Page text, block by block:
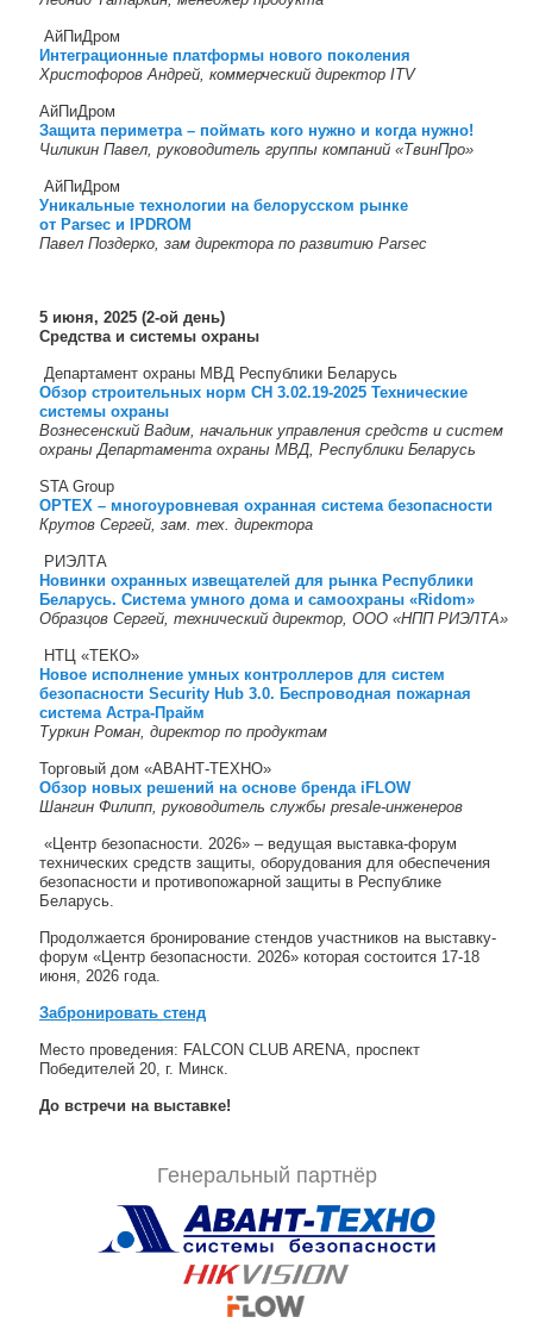
АйПиДром
Интеграционные платформы нового поколения
Христофоров Андрей, коммерческий директор ITV
АйПиДром
Защита периметра – поймать кого нужно и когда нужно!
Чиликин Павел, руководитель группы компаний «ТвинПро»
АйПиДром
Уникальные технологии на белорусском рынке
от Parsec и IPDROM
Павел Поздерко, зам директора по развитию Parsec
5 июня, 2025 (2-ой день)
Средства и системы охраны
Департамент охраны МВД Республики Беларусь
Обзор строительных норм СН 3.02.19-2025 Технические
системы охраны
Вознесенский Вадим, начальник управления средств и систем
охраны Департамента охраны МВД, Республики Беларусь
STA Group
OPTEX – многоуровневая охранная система безопасности
Крутов Сергей, зам. тех. директора
РИЭЛТА
Новинки охранных извещателей для рынка Республики
Беларусь. Система умного дома и самоохраны «Ridom»
Образцов Сергей, технический директор, ООО «НПП РИЭЛТА»
НТЦ «ТЕКО»
Новое исполнение умных контроллеров для систем
безопасности Security Hub 3.0. Беспроводная пожарная
система Астра-Прайм
Туркин Роман, директор по продуктам
Торговый дом «АВАНТ-ТЕХНО»
Обзор новых решений на основе бренда iFLOW
Шангин Филипп, руководитель службы presale-инженеров
«Центр безопасности. 2026» – ведущая выставка-форум
технических средств защиты, оборудования для обеспечения
безопасности и противопожарной защиты в Республике
Беларусь.
Продолжается бронирование стендов участников на выставку-
форум «Центр безопасности. 2026» которая состоится 17-18
июня, 2026 года.
Забронировать стенд
Место проведения: FALCON CLUB ARENA, проспект
Победителей 20, г. Минск.
До встречи на выставке!
Генеральный партнёр